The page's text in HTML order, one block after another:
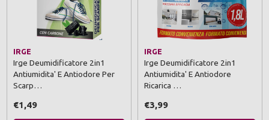
IRGE
Irge Deumidificatore 2in1
Antiumidita' E Antiodore Per
Scarp…
€1,49
IRGE
Irge Deumidificatore 2in1
Antiumidita' E Antiodore
Ricarica …
€3,99